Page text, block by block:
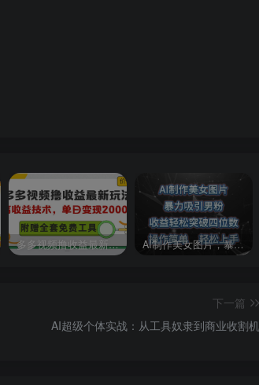
多多视频撸收益最新玩法，高收益技术，单日变现2000+，附赠全套技术资料 AI制作美女图片，暴力吸引男粉，收益轻松突破四位数，操作简单 上手难度低
下一篇
AI超级个体实战：从工具奴隶到商业收割机